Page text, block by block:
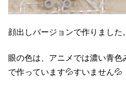
顔出しバージョンで作りました。
眼の色は、アニメでは濃い青
で作っています💦すいません💦